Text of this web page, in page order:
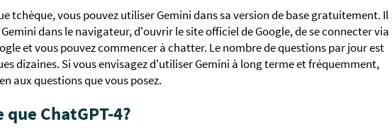
tchèque, vous pouvez utiliser Gemini dans sa version de base gratuitement. Il
dans le navigateur, d'ouvrir le site officiel de Google, de se connecter via
et vous pouvez commencer à chatter. Le nombre de questions par jour est
dizaines. Si vous envisagez d'utiliser Gemini à long terme et fréquemment,
aux questions que vous posez.
que ChatGPT-4?